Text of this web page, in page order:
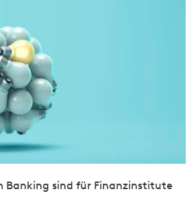
Banking sind für Finanzinstitute